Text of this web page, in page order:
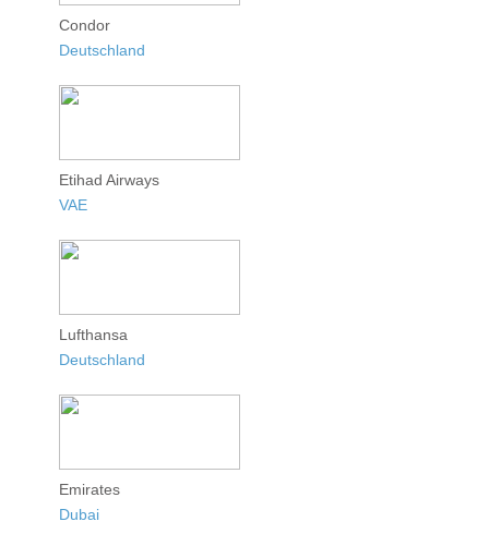
Condor
Deutschland
Etihad Airways
VAE
Lufthansa
Deutschland
Emirates
Dubai